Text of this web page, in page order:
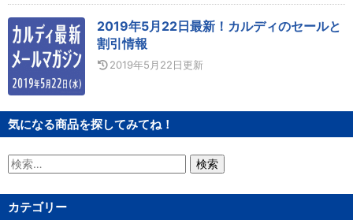
2019年5月22日最新！カルディのセールと
割引情報
2019年5月22日更新
気になる商品を探してみてね！
検
カテゴリー